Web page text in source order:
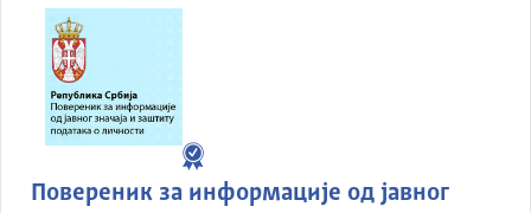
Повереник за информације од јавног